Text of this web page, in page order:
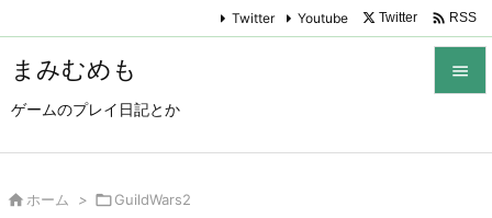
まみむめも
ゲームのプレイ日記とか

Twitter Youtube Twitter  RSS
 ホーム > GuildWars2